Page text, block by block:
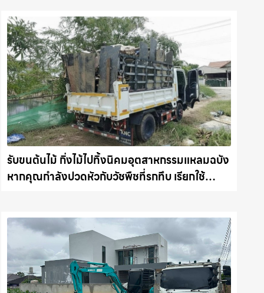
รับขนต้นไม้ กิ่งไม้ไปทิ้งนิคมอุตสาหกรรมแหลมฉบัง
หากคุณกำลังปวดหัวกับวัชพืชที่รกทึบ เรียกใช้